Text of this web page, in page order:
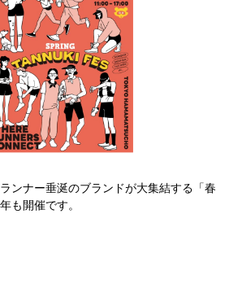
#古着サミット
#マイナーグッド図鑑
。 #MONTHLY JOURNAL
#フイナムのYouTube
#FOCUS IT #AH.H
#MUSIC
HANDBOOK
ンナー垂涎のブランドが大集結する「春
も開催です。